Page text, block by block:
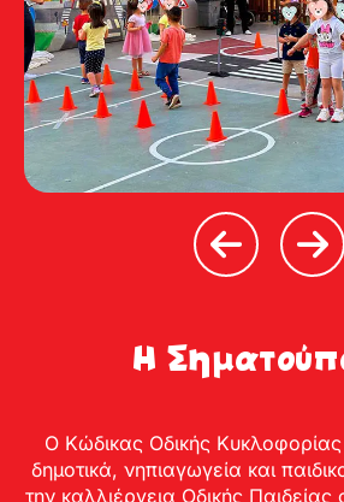
Η
Ο Κώδικας Οδικής
δημοτικά, νηπιαγωγεία και
την καλλιέργεια Οδικής Παιδείας